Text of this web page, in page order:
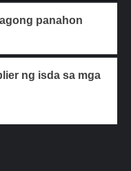
panahon
ng isda sa mga